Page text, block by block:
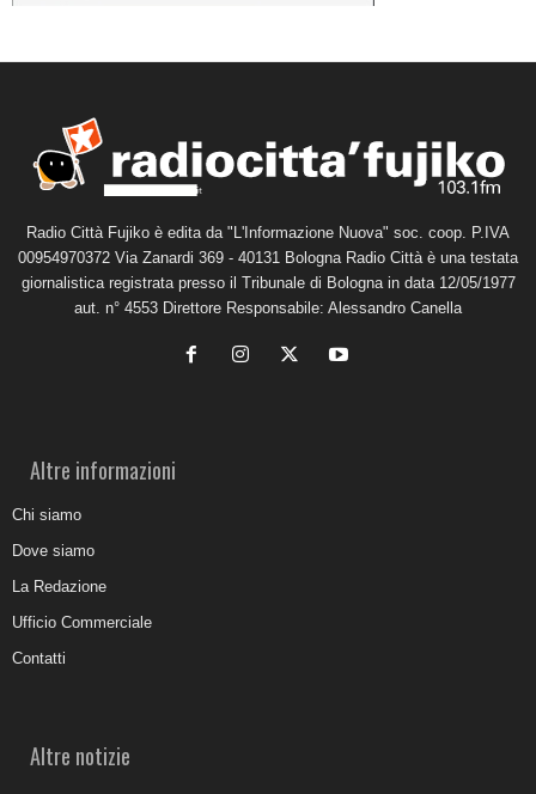
Radio Città Fujiko è edita da "L'Informazione Nuova" soc. coop. P.IVA
00954970372 Via Zanardi 369 - 40131 Bologna Radio Città è una testata
giornalistica registrata presso il Tribunale di Bologna in data 12/05/1977
aut. n° 4553 Direttore Responsabile: Alessandro Canella
Altre informazioni
Chi siamo
Dove siamo
La Redazione
Ufficio Commerciale
Contatti
Altre notizie